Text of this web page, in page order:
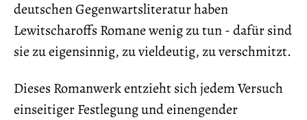
deutschen Gegenwartsliteratur haben
Lewitscharoffs Romane wenig zu tun - dafür sind
sie zu eigensinnig, zu vieldeutig, zu verschmitzt.
Dieses Romanwerk entzieht sich jedem Versuch
einseitiger Festlegung und einengender